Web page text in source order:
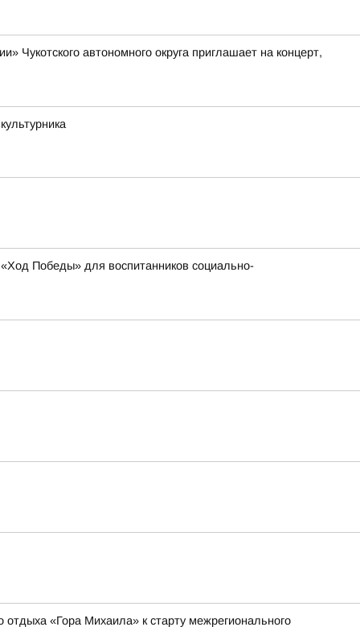
Чукотского автономного округа приглашает на концерт,
Победы» для воспитанников социально-
«Гора Михаила» к старту межрегионального